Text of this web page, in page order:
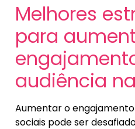
Melhores
para
audiência
Aumentar o
sociais pode ser